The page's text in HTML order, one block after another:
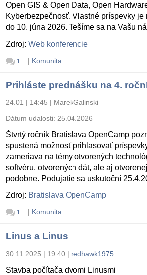
Open GIS & Open Data, Open
Kyberbezpečnosť. Vlastné príspevky je
do 10. júna 2026. Tešíme sa na Vašu
Zdroj: Web konferencie
1 | Komunita
Prihláste prednášku na 4.
24.01 | 14:45 | MarekGalinski
Dátum udalosti: 25.04.2026
Štvrtý ročník Bratislava OpenCamp
spustená možnosť prihlasovať
zameriava na témy otvorených
softvéru, otvorených dát, ale aj
podobne. Podujatie sa uskutoční
Zdroj: Bratislava OpenCamp
1 | Komunita
Linus a Linus
30.11.2025 | 19:40 | redhawk1975
Stavba počítača dvomi Linusmi